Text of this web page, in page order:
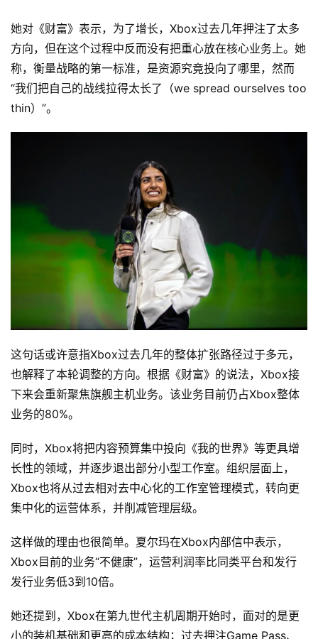
原
创
专
栏
行
业
动
态
碎
她对《财富》表示，为了增长，Xbox过去几年押注了太多
方向，但在这个过程中反而没有把重心放在核心业务上。她
称，衡量战略的第一标准，是资源究竟投向了哪里，然而
“我们把自己的战线拉得太长了（we spread ourselves too
thin）”。
这句话或许意指Xbox过去几年的整体扩张路径过于多元，
也解释了本轮调整的方向。根据《财富》的说法，Xbox接
下来会重新聚焦旗舰主机业务。该业务目前仍占Xbox整体
业务的80%。
同时，Xbox将把内容预算集中投向《我的世界》等更具增
长性的领域，并逐步退出部分小型工作室。组织层面上，
Xbox也将从过去相对去中心化的工作室管理模式，转向更
集中化的运营体系，并削减管理层级。
这样做的理由也很简单。夏尔玛在Xbox内部信中表示，
Xbox目前的业务“不健康”，运营利润率比同类平台和发行
发行业务低3到10倍。
她还提到，Xbox在第九世代主机周期开始时，面对的是更
小的装机基础和更高的成本结构；过去押注Game Pass、